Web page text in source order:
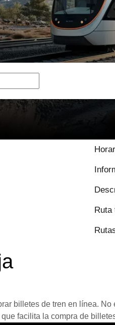
Ruta
billetes de tren en línea.
facilita la compra de